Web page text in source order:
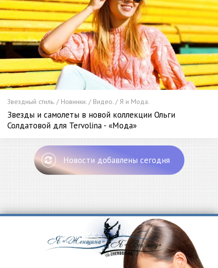
Звездный стиль. / Новинки. / Видео. / Я и Мода.
Звезды и самолеты в новой коллекции Ольги
Солдатовой для Tervolina - «Мода»
Новости добавлены сегодня